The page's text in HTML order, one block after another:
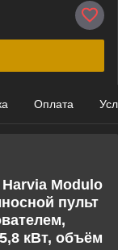
Оплата
Modulo
пульт
кВт, объём